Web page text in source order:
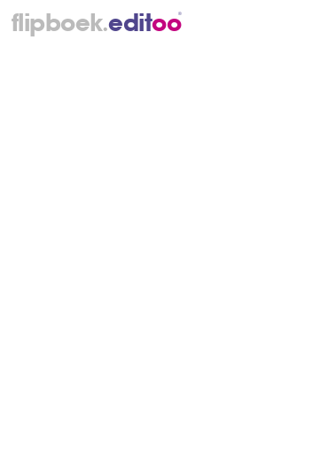
flipboek.editoo®